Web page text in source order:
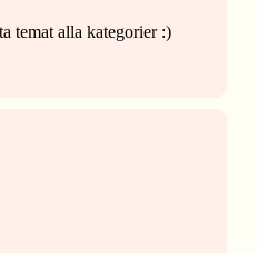
temat alla kategorier :)